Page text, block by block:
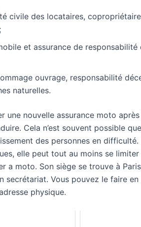
civile des locataires,
et assurance de responsabilité
ouvrage, responsabilité
naturelles.
une nouvelle assurance moto après
Cela n’est souvent possible
des personnes en difficulté.
elle peut tout au moins se limiter
a moto. Son siège se trouve à
secrétariat. Vous pouvez le faire en
physique.